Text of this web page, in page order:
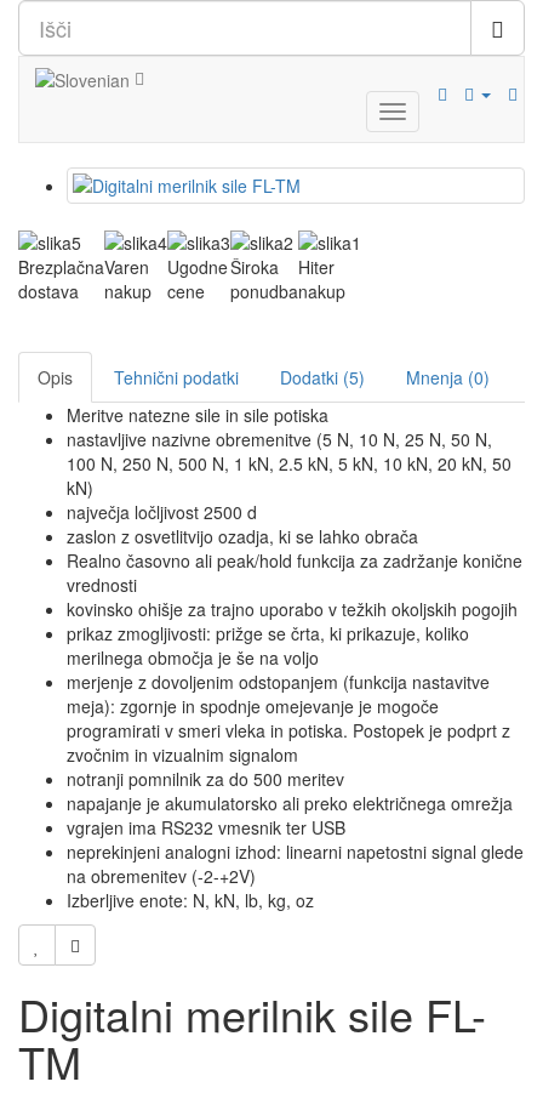
Brezplačna
dostava
Varen
nakup
Ugodne
cene
Široka
ponudba
Hiter
nakup
Opis Tehnični podatki Dodatki (5)
Mnenja (0)
Meritve natezne sile in sile potiska
nastavljive nazivne obremenitve (5 N, 10 N, 25 N, 50 N,
100 N, 250 N, 500 N, 1 kN, 2.5 kN, 5 kN, 10 kN, 20 kN, 50
kN)
največja ločljivost 2500 d
zaslon z osvetlitvijo ozadja, ki se lahko obrača
Realno časovno ali peak/hold funkcija za zadržanje konične
vrednosti
kovinsko ohišje za trajno uporabo v težkih okoljskih pogojih
prikaz zmogljivosti: prižge se črta, ki prikazuje, koliko
merilnega območja je še na voljo
merjenje z dovoljenim odstopanjem (funkcija nastavitve
meja): zgornje in spodnje omejevanje je mogoče
programirati v smeri vleka in potiska. Postopek je podprt z
zvočnim in vizualnim signalom
notranji pomnilnik za do 500 meritev
napajanje je akumulatorsko ali preko električnega omrežja
vgrajen ima RS232 vmesnik ter USB
neprekinjeni analogni izhod: linearni napetostni signal glede
na obremenitev (-2-+2V)
Izberljive enote: N, kN, lb, kg, oz
Digitalni merilnik sile FL-
TM